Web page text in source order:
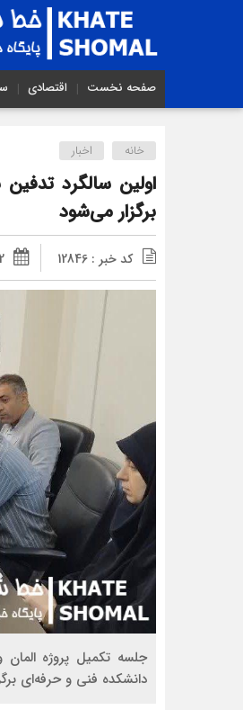
صفحه نخست اقتصادی
خانه اخبار
اولین سالگرد
برگزار می‌شود
کد خبر : 12846 22
دانشکده فنی و حرفه‌ای